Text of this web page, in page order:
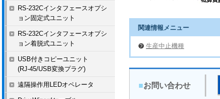
関連情報メニュー
生産中止機種
■お問い合わせ
RS-232Cインタフェースオプシ
ョン固定式ユニット
RS-232Cインタフェースオプシ
ョン着脱式ユニット
USB付きコピーユニット
(RJ-45/USB変換プラグ)
遠隔操作用LEDオペレータ